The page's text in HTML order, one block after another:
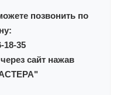
позвонить по
18-35
сайт нажав